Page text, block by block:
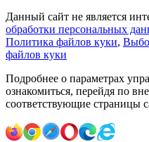
Данный сайт не является
обработки персональных
Политика файлов куки,
файлов куки
Подробнее о параметрах
ознакомиться, перейдя по
соответствующие страницы